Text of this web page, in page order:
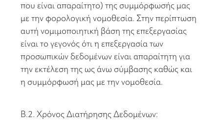
που είναι απαραίτητο) της συμμόρφωσής μας
με την φορολογική νομοθεσία. Στην περίπτωση
αυτή νομιμοποιητική βάση της επεξεργασίας
είναι το γεγονός ότι η επεξεργασία των
προσωπικών δεδομένων είναι απαραίτητη για
την εκτέλεση της ως άνω σύμβασης καθώς και
η συμμόρφωσή μας με την νομοθεσία.
Β.2. Χρόνος Διατήρησης Δεδομένων: